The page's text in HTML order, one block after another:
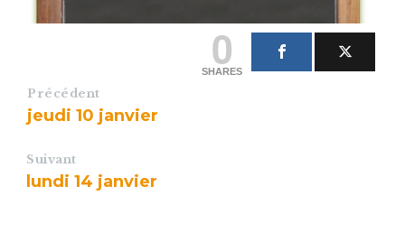
0
SHARES
Précédent
jeudi 10 janvier
Suivant
lundi 14 janvier